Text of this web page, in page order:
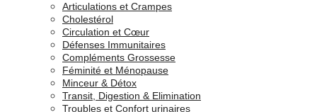
Articulations et Crampes
Cholestérol
Circulation et Cœur
Défenses Immunitaires
Compléments Grossesse
Féminité et Ménopause
Minceur & Détox
Transit, Digestion & Elimination
Troubles et Confort urinaires